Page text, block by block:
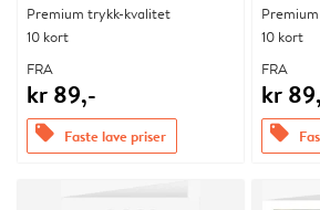
Premium trykk-kvalitet
10 kort
FRA
kr 89,-
offers Faste lave priser
10 kort
FRA
kr
offers